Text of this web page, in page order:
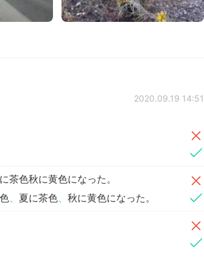
2020.09.19 14:51
茶色秋に黄色になった。
、 夏に茶色、 秋に黄色になった。